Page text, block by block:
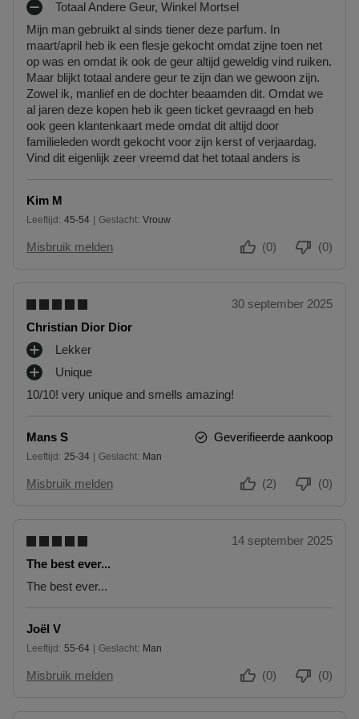
je contact met ons opnemen of gebruikmaken van een
modelformulier voor herroeping
Omruilen of terugbrengen in de winkel
Je mag het product ook terugbrengen of omruilen in een winkel
bij jou in de buurt. Hiervoor hoef je geen retourformulier in te
vullen. Neem wel je orderbevestiging mee.
Ga naar meer info en FAQ’s over retourneren.
Meer vragen rond bestellen? Die vind je op onze FAQ pagina.
Mijn man gebruikt al sinds tiener deze parfum. In
maart/april heb ik een flesje gekocht omdat zijne toen net
op was en omdat ik ook de geur altijd geweldig vind ruiken.
Maar blijkt totaal andere geur te zijn dan we gewoon zijn.
Zowel ik, manlief en de dochter beaamden dit. Omdat we
al jaren deze kopen heb ik geen ticket gevraagd en heb
ook geen klantenkaart mede omdat dit altijd door
familieleden wordt gekocht voor zijn kerst of verjaardag.
Vind dit eigenlijk zeer vreemd dat het totaal anders is
M
N
P
U
N
T
E
N
Totaal Andere Geur, Winkel Mortsel
Kim M
Leeftijd
45 tot 54 45-54 Geslacht Vrouw
Misbruik melden (0)
(0)
30 september 2025
Christian Dior Dior
10/10! very unique and smells amazing!
P
L
U
P
U
N
E
Lekker
P
L
P
U
T
Unique
Mans S
Leeftijd
25 tot 34 25-34 Geslacht Man
Geverifieerde aankoop
Misbruik melden (0)
(2)
14 september 2025
The best ever...
The best ever...
Joël V
Leeftijd
55 tot 64 55-64 Geslacht Man
Misbruik melden (0)
(0)